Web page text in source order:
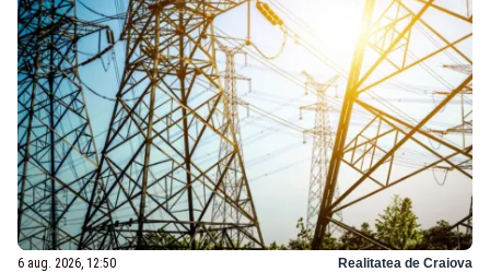
6 aug. 2026, 12:50 Realitatea de Craiova